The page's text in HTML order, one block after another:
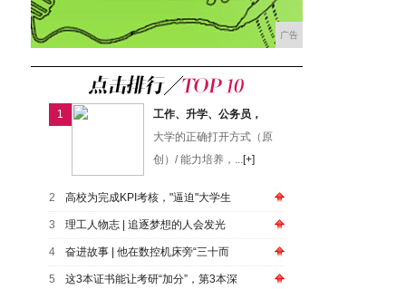
广告
1
工作、升学、公务员，
大学的正确打开方式（原
创）/ 能力培养，...[+]
2 高校为完成KPI考核，"逼迫"大学生
3 ​理工人物志 | 追逐梦想的人会发光
4 奋进故事 | 他在数控机床旁“三十而
5 这3本证书能让考研“加分”，第3本深